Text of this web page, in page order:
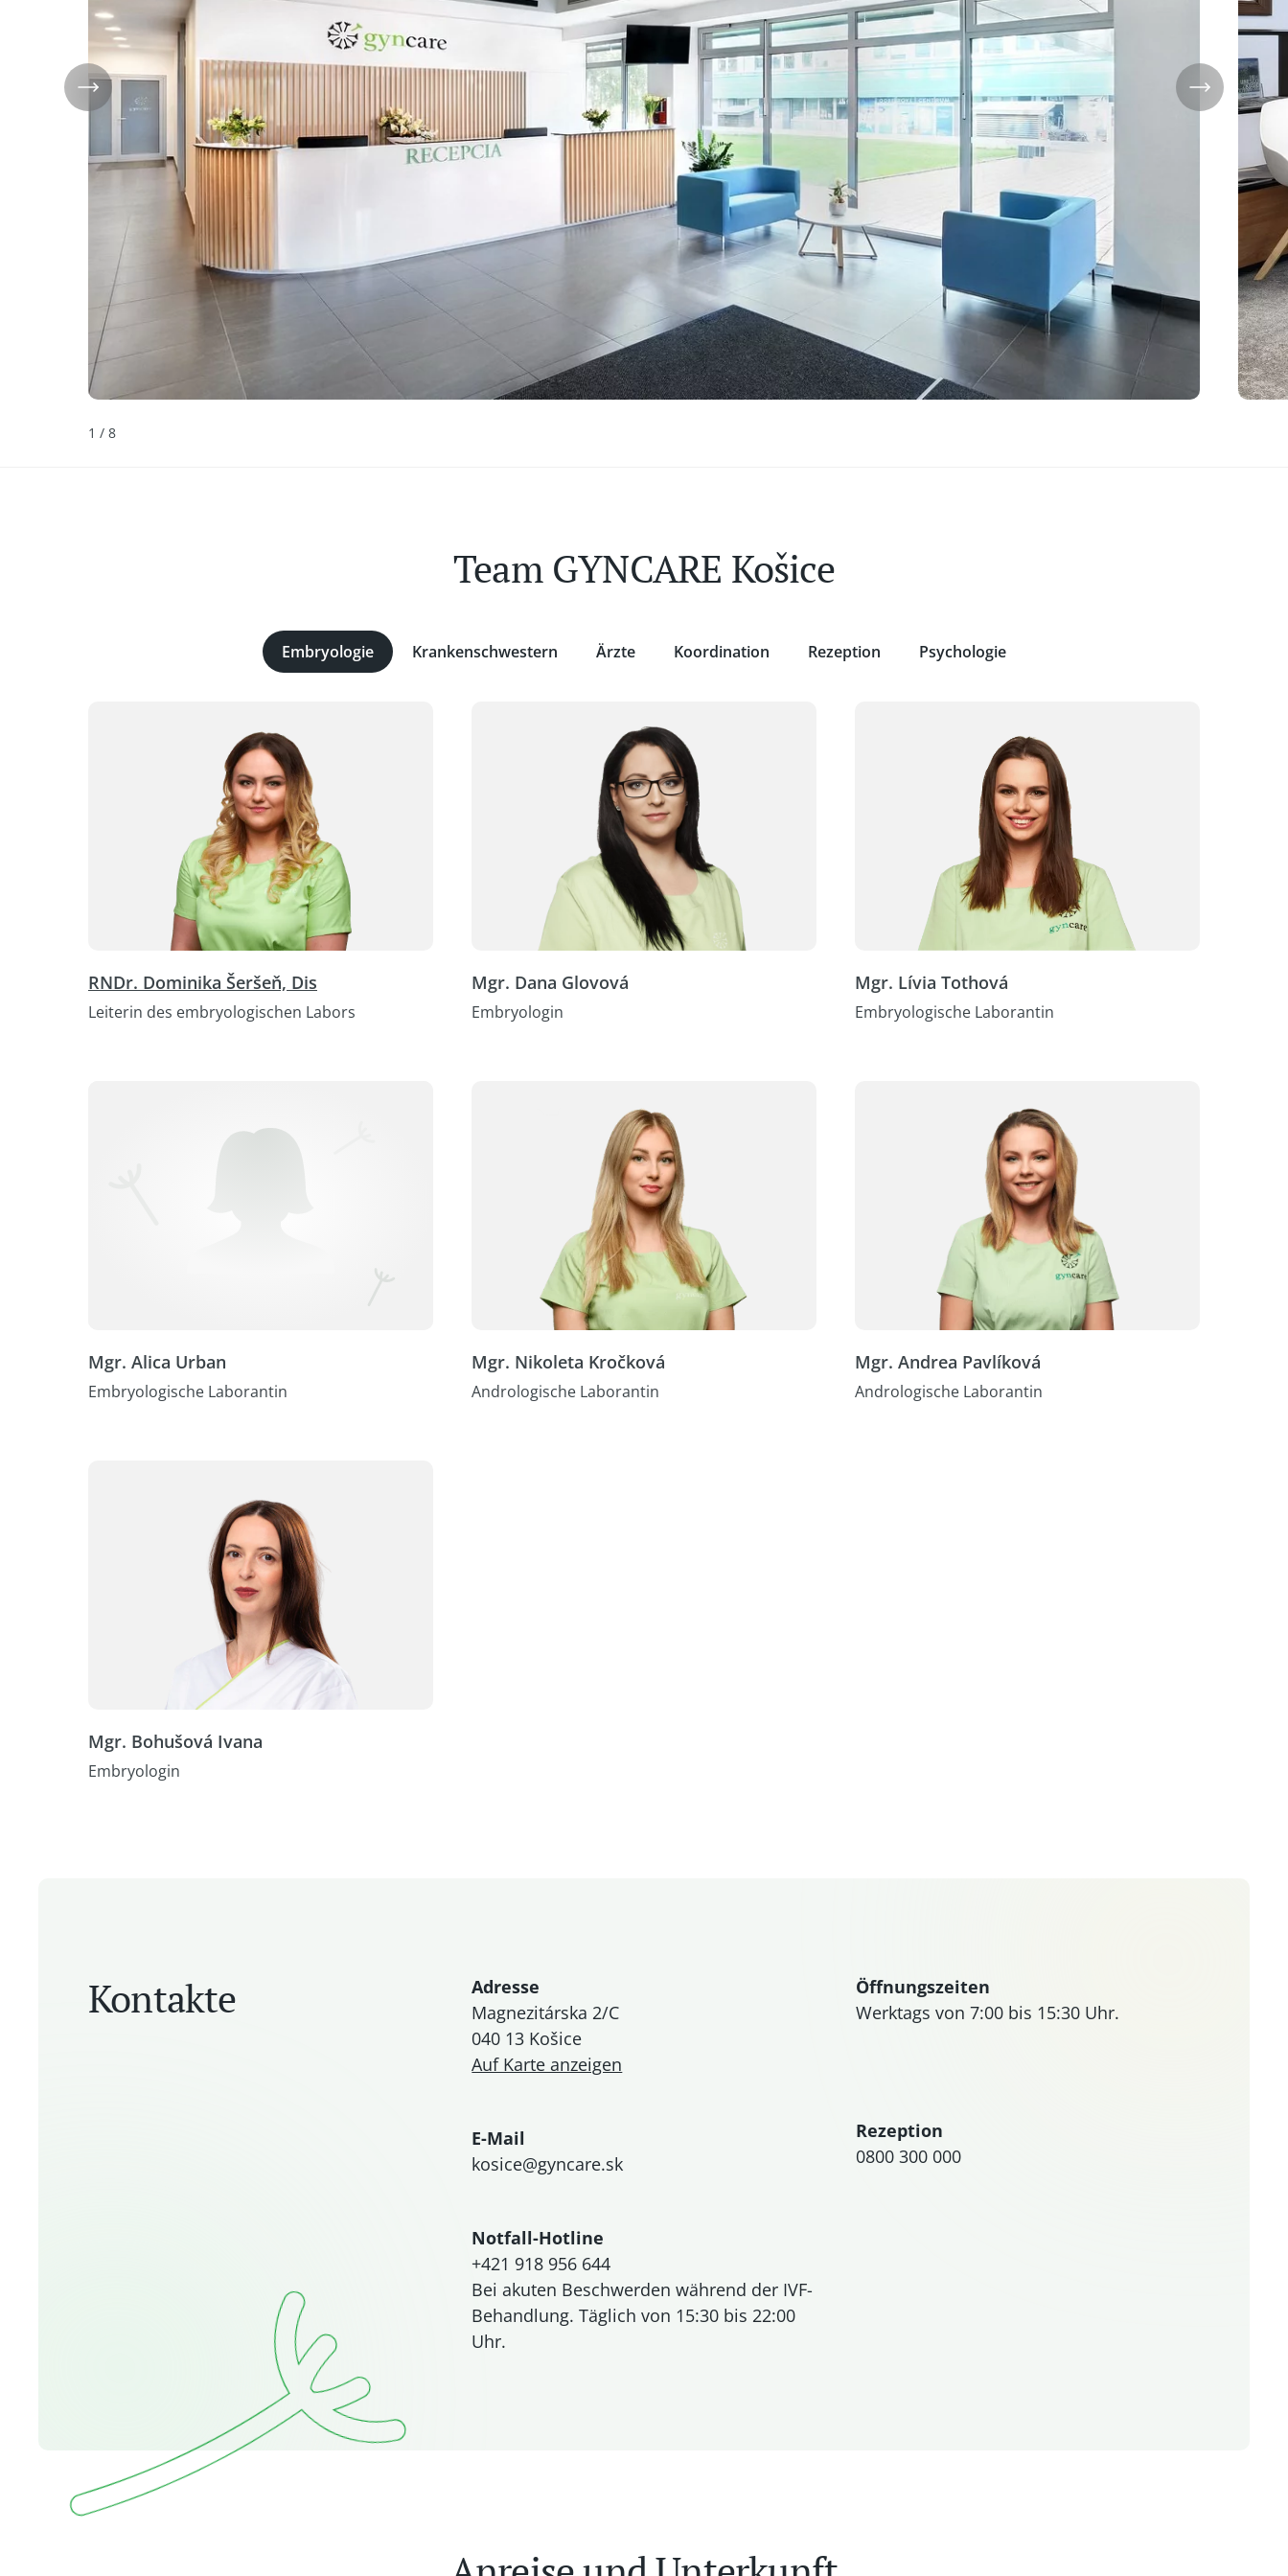
1 / 8
Team GYNCARE Košice
Embryologie Krankenschwestern Ärzte Koordination Rezeption Psychologie
RNDr. Dominika Šeršeň, Dis
Leiterin des embryologischen Labors
Mgr. Dana Glovová
Embryologin
Mgr. Lívia Tothová
Embryologische Laborantin
Mgr. Alica Urban
Embryologische Laborantin
Mgr. Nikoleta Kročková
Andrologische Laborantin
Mgr. Andrea Pavlíková
Andrologische Laborantin
Mgr. Bohušová Ivana
Embryologin
Kontakte
Adresse
Magnezitárska 2/C
040 13 Košice
Auf Karte anzeigen
E-Mail
kosice@gyncare.sk
Notfall-Hotline
+421 918 956 644
Bei akuten Beschwerden während der IVF-
Behandlung. Täglich von 15:30 bis 22:00
Uhr.
Öffnungszeiten
Werktags von 7:00 bis 15:30 Uhr.
Rezeption
0800 300 000
+421 907 301 573
Link zur Direktbuchung
Hotel Crystal
Slovenskej jednoty 8, Košice
Mit dem Code „CRYSTAL_10_GYNCARE“ erhalten Sie einen Rabatt
10 % auf den regulären Preis.
rezervacie@hotelcrystal.sk
+421 556 334 030
+421 948 680 688
Link zur Direktbuchung